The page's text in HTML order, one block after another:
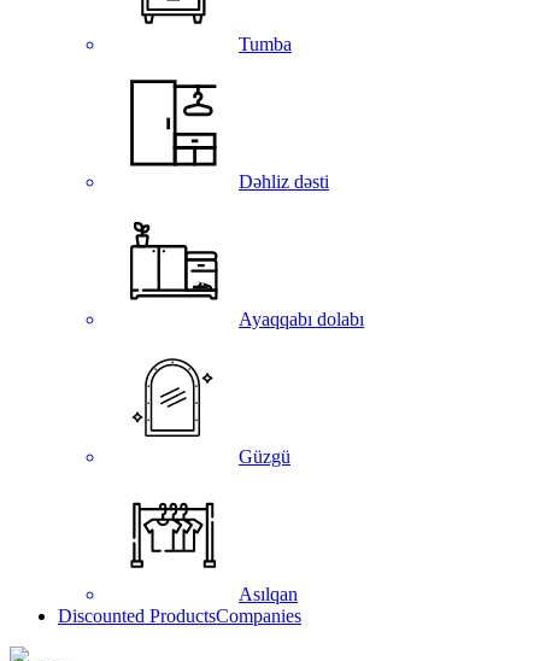
Tumba
Dəhliz dəsti
Ayaqqabı dolabı
Güzgü
Asılqan
Discounted ProductsCompanies